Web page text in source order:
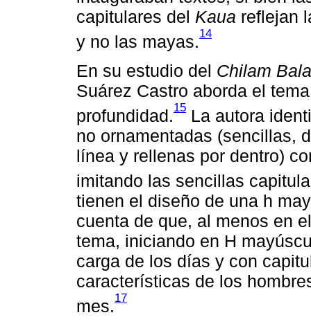
capitulares del Kaua reflejan
y no las mayas.14
En su estudio del Chilam
Suárez Castro aborda el
profundidad.15 La autora
no ornamentadas (sencillas,
línea y rellenas por dentro)
imitando las sencillas
tienen el diseño de una h
cuenta de que, al menos en
tema, iniciando en H
carga de los días y con
características de los
mes.17